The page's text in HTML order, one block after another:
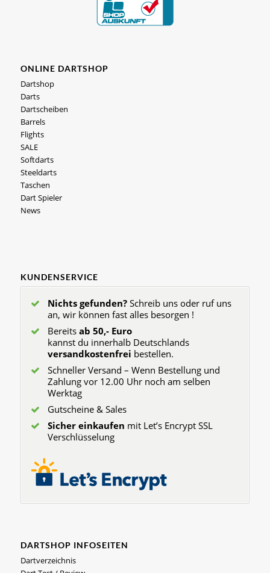
ONLINE DARTSHOP
Dartshop
Darts
Dartscheiben
Barrels
Flights
SALE
Softdarts
Steeldarts
Taschen
Dart Spieler
News
KUNDENSERVICE
Nichts gefunden?Schreib uns oder ruf uns
an, wir können fast alles besorgen !
Bereits ab 50,- Euro
kannst du innerhalb Deutschlands
versandkostenfrei bestellen.
Schneller Versand – Wenn Bestellung und
Zahlung vor 12.00 Uhr noch am selben
Werktag
Gutscheine & Sales
Sicher einkaufen mit Let’s Encrypt SSL
Verschlüsselung
DARTSHOP INFOSEITEN
Dartverzeichnis